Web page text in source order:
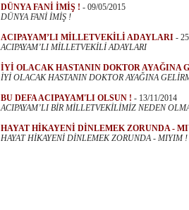
DÜNYA FANİ İMİŞ ! - 09/05/2015
DÜNYA FANİ İMİŞ !
ACIPAYAM’LI MİLLETVEKİLİ ADAYLARI -
ACIPAYAM’LI MİLLETVEKİLİ ADAYLARI
İYİ OLACAK HASTANIN DOKTOR AYAĞINA
İYİ OLACAK HASTANIN DOKTOR AYAĞINA
BU DEFA ACIPAYAM'LI OLSUN ! - 13/11/2014
ACIPAYAM’LI BİR MİLLETVEKİLİMİZ NEDEN
HAYAT HİKAYENİ DİNLEMEK ZORUNDA -
HAYAT HİKAYENİ DİNLEMEK ZORUNDA - MIYIM !